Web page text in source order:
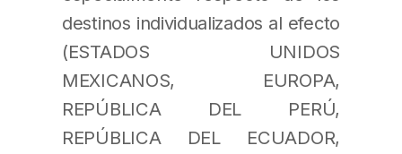
destinos individualizados al efecto
(ESTADOS UNIDOS
MEXICANOS, EUROPA,
REPÚBLICA DEL PERÚ,
REPÚBLICA DEL ECUADOR,